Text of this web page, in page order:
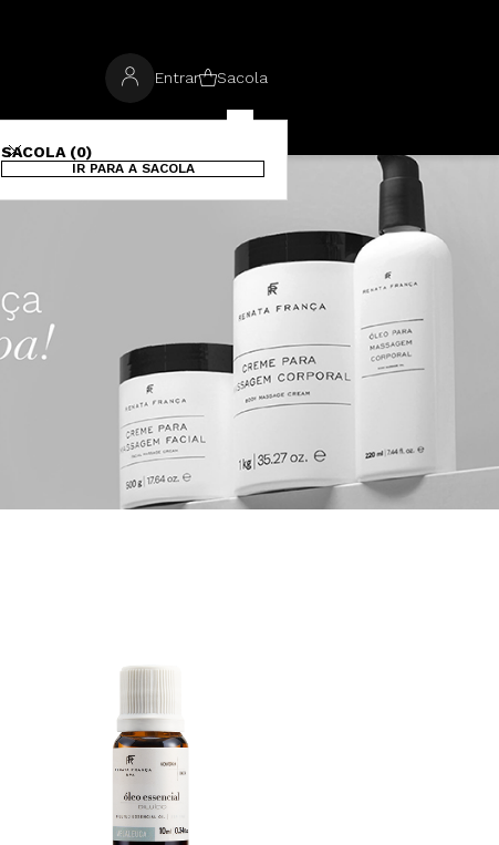
Entrar Sacola
SACOLA (0)
IR PARA A SACOLA